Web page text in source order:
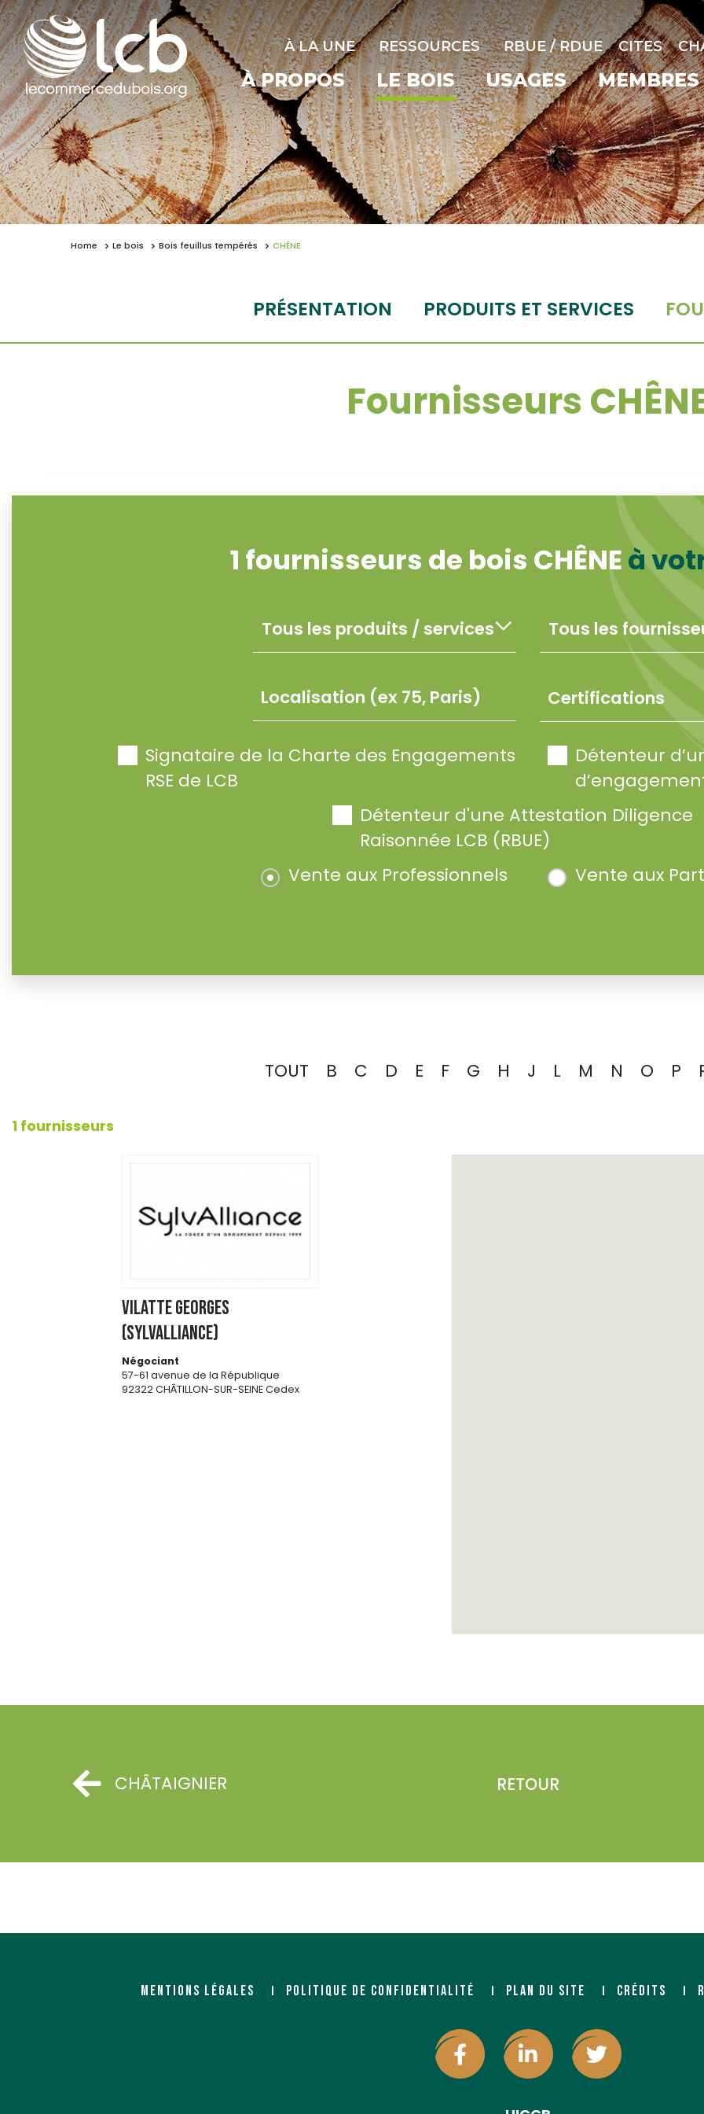
À LA UNE RESSOURCES RBUE / RDUE CITES
À PROPOS LE BOIS USAGES MEMBRES
Home Le bois Bois feuillus tempérés CHÊNE
PRÉSENTATION PRODUITS ET SERVICES
Fournisseurs
1 fournisseurs de bois CHÊNEà
Certifications
Signataire de la Charte des Engagements
RSE de LCB
Détenteur
Détenteur d'une Attestation Diligence
Raisonnée LCB (RBUE)
Vente aux Professionnels
Vente aux
TOUT B C D E F G H J L M N O P
1 fournisseurs
VILATTE GEORGES
(SYLVALLIANCE)
Négociant
57-61 avenue de la République
92322 CHÂTILLON-SUR-SEINE Cedex
CHÂTAIGNIER RETOUR
MENTIONS LÉGALES POLITIQUE DE CONFIDENTIALITÉ PLAN DU SITE CRÉDITS